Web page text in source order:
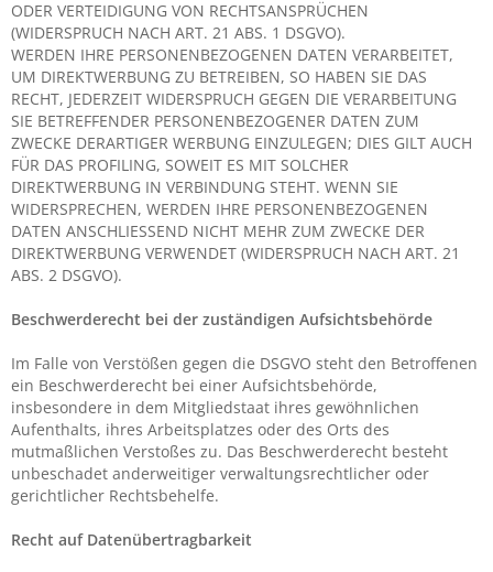
ODER VERTEIDIGUNG VON RECHTSANSPRÜCHEN
(WIDERSPRUCH NACH ART. 21 ABS. 1 DSGVO).
WERDEN IHRE PERSONENBEZOGENEN DATEN VERARBEITET,
UM DIREKTWERBUNG ZU BETREIBEN, SO HABEN SIE DAS
RECHT, JEDERZEIT WIDERSPRUCH GEGEN DIE VERARBEITUNG
SIE BETREFFENDER PERSONENBEZOGENER DATEN ZUM
ZWECKE DERARTIGER WERBUNG EINZULEGEN; DIES GILT AUCH
FÜR DAS PROFILING, SOWEIT ES MIT SOLCHER
DIREKTWERBUNG IN VERBINDUNG STEHT. WENN SIE
WIDERSPRECHEN, WERDEN IHRE PERSONENBEZOGENEN
DATEN ANSCHLIESSEND NICHT MEHR ZUM ZWECKE DER
DIREKTWERBUNG VERWENDET (WIDERSPRUCH NACH ART. 21
ABS. 2 DSGVO).
Beschwerde­recht bei der zuständigen Aufsichts­behörde
Im Falle von Verstößen gegen die DSGVO steht den Betroffenen
ein Beschwerderecht bei einer Aufsichtsbehörde,
insbesondere in dem Mitgliedstaat ihres gewöhnlichen
Aufenthalts, ihres Arbeitsplatzes oder des Orts des
mutmaßlichen Verstoßes zu. Das Beschwerderecht besteht
unbeschadet anderweitiger verwaltungsrechtlicher oder
gerichtlicher Rechtsbehelfe.
Recht auf Daten­übertrag­barkeit